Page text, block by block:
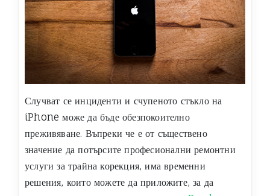
Случват се инциденти и счупеното стъкло на
iPhone може да бъде обезпокоително
преживяване. Въпреки че е от съществено
значение да потърсите професионални ремонтни
услуги за трайна корекция, има временни
решения, които можете да приложите, за да